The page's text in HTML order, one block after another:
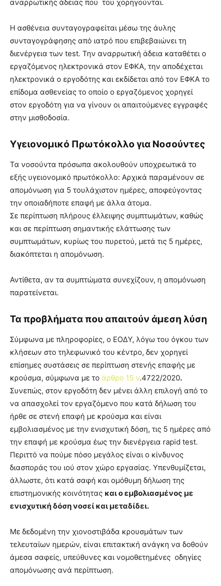
αναρρωτικής άδειας που του χορηγούνται.
Η ασθένεια συνταγογραφείται μέσω της άυλης
συνταγογράφησης από ιατρό που επιβεβαιώνει τη
διενέργεια των test. Την αναρρωτική άδεια καταθέτει ο
εργαζόμενος ηλεκτρονικά στον ΕΦΚΑ, την αποδέχεται
ηλεκτρονικά ο εργοδότης και εκδίδεται από τον ΕΦΚΑ το
επίδομα ασθενείας το οποίο ο εργαζόμενος χορηγεί
στον εργοδότη για να γίνουν οι απαιτούμενες εγγραφές
στην μισθοδοσία.
Υγειονομικό Πρωτόκολλο για Νοσούντες
Τα νοσούντα πρόσωπα ακολουθούν υποχρεωτικά το
εξής υγειονομικό πρωτόκολλο: Αρχικά παραμένουν σε
απομόνωση για 5 τουλάχιστον ημέρες, αποφεύγοντας
την οποιαδήποτε επαφή με άλλα άτομα.
Σε περίπτωση πλήρους έλλειψης συμπτωμάτων, καθώς
και σε περίπτωση σημαντικής ελάττωσης των
συμπτωμάτων, κυρίως του πυρετού, μετά τις 5 ημέρες,
διακόπτεται η απομόνωση.
Αντίθετα, αν τα συμπτώματα συνεχίζουν, η απομόνωση
παρατείνεται.
Τα προβλήματα που απαιτούν άμεση λύση
Σύμφωνα με πληροφορίες, ο ΕΟΔΥ, λόγω του όγκου των
κλήσεων στο τηλεφωνικό του κέντρο, δεν χορηγεί
επίσημες συστάσεις σε περίπτωση στενής επαφής με
κρούσμα, σύμφωνα με το άρθρο 15 ν.4722/2020.
Συνεπώς, στον εργοδότη δεν μένει άλλη επιλογή από το
να απασχολεί τον εργαζόμενο που κατά δήλωση του
ήρθε σε στενή επαφή με κρούσμα και είναι
εμβολιασμένος με την ενισχυτική δόση, τις 5 ημέρες από
την επαφή με κρούσμα έως την διενέργεια rapid test.
Περιττό να πούμε πόσο μεγάλος είναι ο κίνδυνος
διασποράς του ιού στον χώρο εργασίας. Υπενθυμίζεται,
άλλωστε, ότι κατά σαφή και ομόθυμη δήλωση της
επιστημονικής κοινότητας και ο εμβολιασμένος με
ενισχυτική δόση νοσεί και μεταδίδει.
Με δεδομένη την χιονοστιβάδα κρουσμάτων των
τελευταίων ημερών, είναι επιτακτική ανάγκη να δοθούν
άμεσα σαφείς, υπεύθυνες και νομοθετημένες οδηγίες
απομόνωσης ανά περίπτωση.